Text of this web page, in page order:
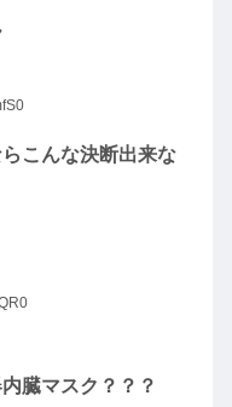
こんな決断出来な
臓マスク？？？